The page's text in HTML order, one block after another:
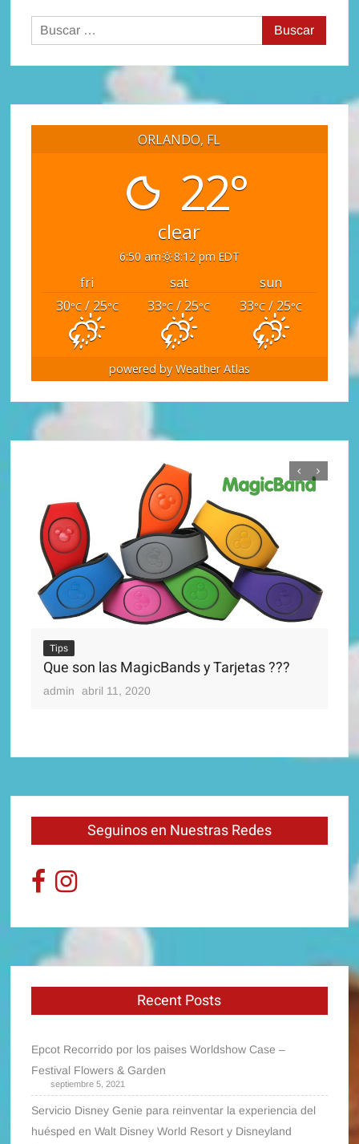
Buscar:
ORLANDO, FL
22°
clear
6:50 am 8:12 pm EDT
fri sat
sun
30°C/ 25°C 33°C / 25°C 33°C / 25°C
powered by Weather Atlas
Tips
Que son las MagicBands y Tarjetas ???
admin abril 11, 2020
Seguinos en Nuestras Redes
Recent Posts
Epcot Recorrido por los paises Worldshow Case –
Festival Flowers & Garden
septiembre 5, 2021
Servicio Disney Genie para reinventar la experiencia del
huésped en Walt Disney World Resort y Disneyland